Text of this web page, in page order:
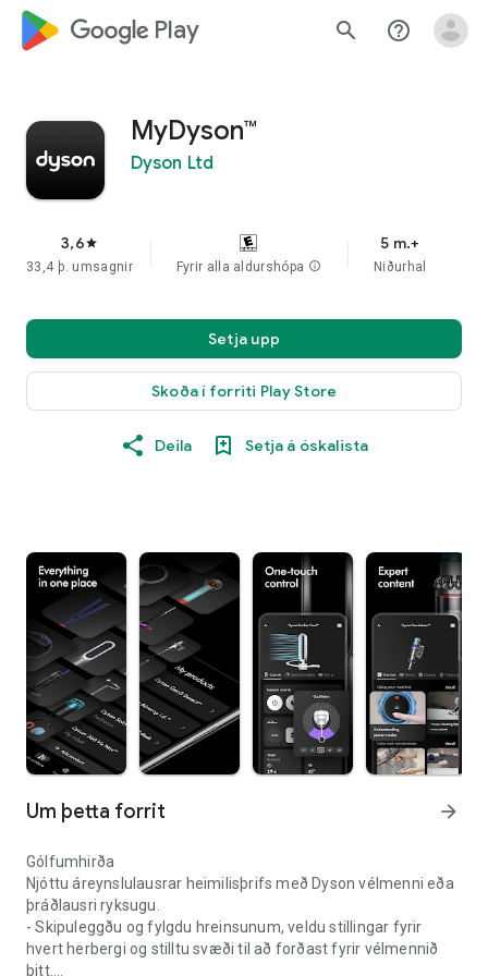
google_logo Play search help_outline
MyDyson™
Dyson Ltd
3,6star
33,4 þ. umsagnir Fyrir alla aldurshópa info
5 m.+
Niðurhal
Setja upp
Skoða í forriti Play Store
Deila Setja á óskalista
Um þetta forrit arrow_forward
Gólfumhirða
Njóttu áreynslulausrar heimilisþrifs með Dyson vélmenni eða
þráðlausri ryksugu.
- Skipuleggðu og fylgdu hreinsunum, veldu stillingar fyrir
hvert herbergi og stilltu svæði til að forðast fyrir vélmennið
þitt.